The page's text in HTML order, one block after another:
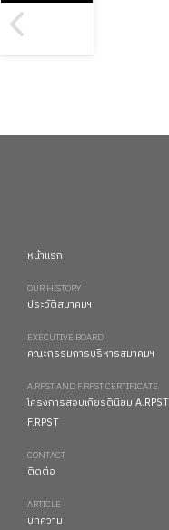
หน้าแรก
OUR HISTORY
ประวัติสมาคมฯ
EXECUTIVE BOARD
คณะกรรมการบริหารสมาคมฯ
A.RPST AND F.RPST CERTIFICATE
โครงการสอบเกียรตินิยม
F.RPST
CONTACT
ติดต่อ
ARTICLE
บทความ